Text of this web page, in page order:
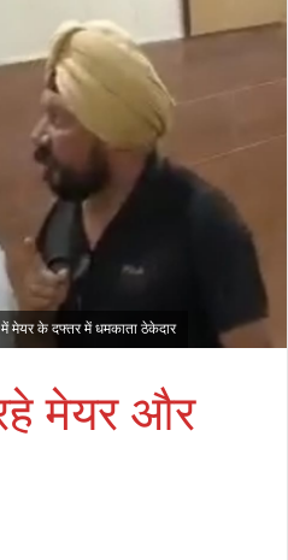
मेयर के दफ्तर में धमकाता ठेकेदार
मेयर और